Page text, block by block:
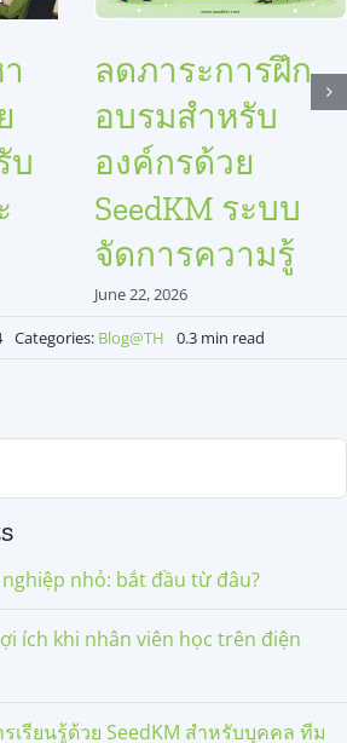
บ
ลดภาระการฝึก
อบรมสำหรับ
องค์กรด้วย
SeedKM ระบบ
จัดการความรู้
June 22, 2026
Categories: Blog@TH 0.3 min read
nhỏ: bắt đầu từ đâu?
ích khi nhân viên học trên điện
เรียนรู้ด้วย SeedKM สำหรับบุคคล ทีม